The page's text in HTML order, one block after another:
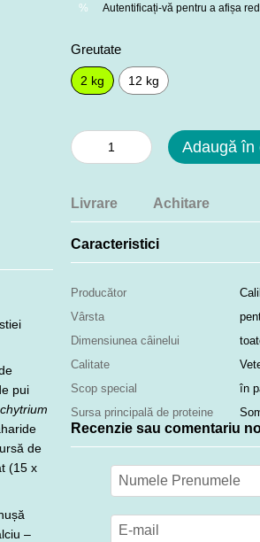
pui
de
(15 x
–
% Autentificați-vă pentru a afișa
Greutate
2 kg 12 kg
Adaugă în
Livrare Achitare
Caracteristici
Producător
Vârsta
Dimensiunea câinelui
Calitate
Scop special
în
Sursa principală de proteine
Recenzie sau comentariu